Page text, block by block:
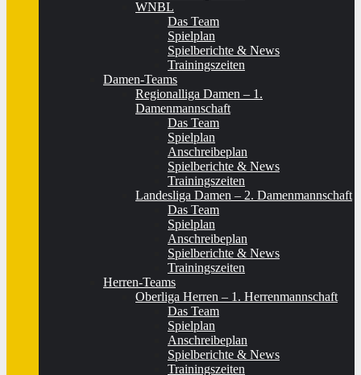
WNBL
Das Team
Spielplan
Spielberichte & News
Trainingszeiten
Damen-Teams
Regionalliga Damen – 1.
Damenmannschaft
Das Team
Spielplan
Anschreibeplan
Spielberichte & News
Trainingszeiten
Landesliga Damen – 2. Damenmannschaft
Das Team
Spielplan
Anschreibeplan
Spielberichte & News
Trainingszeiten
Herren-Teams
Oberliga Herren – 1. Herrenmannschaft
Das Team
Spielplan
Anschreibeplan
Spielberichte & News
Trainingszeiten